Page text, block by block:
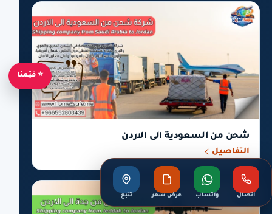
شحن من السعودية الى الاردن
التفاصيل
اتصال واتساب عرض سعر تتبع
⭐ قيّمنا